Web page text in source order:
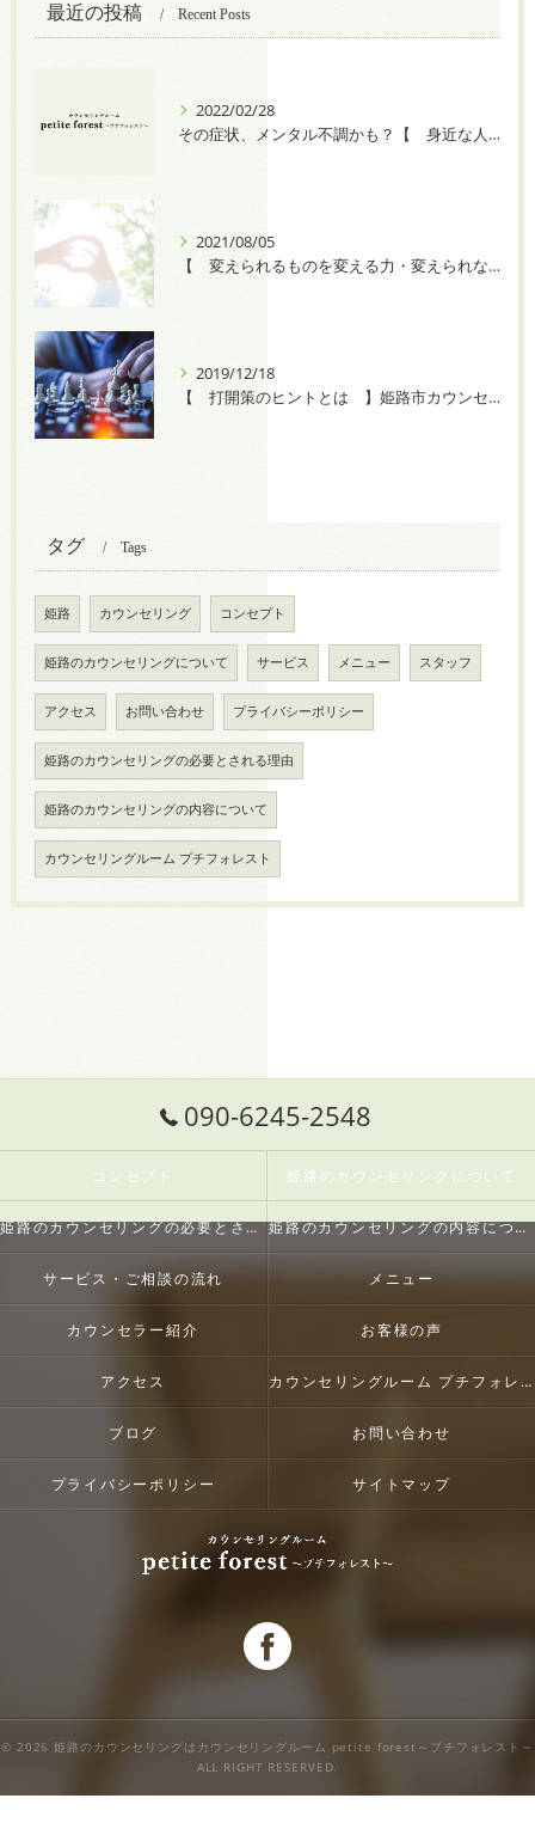
最近の投稿 Recent Posts
2022/02/28
その症状、メンタル不調かも？【 身近な人に八つ当たりしてしまう 】
2021/08/05
【 変えられるものを変える力・変えられないものを受け入れる力 】
2019/12/18
【 打開策のヒントとは 】姫路市カウンセリングルームプチフォレスト
タグ Tags
姫路 カウンセリング コンセプト
姫路のカウンセリングについて サービス メニュー スタッフ
アクセス お問い合わせ プライバシーポリシー
姫路のカウンセリングの必要とされる理由
姫路のカウンセリングの内容について
カウンセリングルーム プチフォレスト
090-6245-2548
コンセプト 姫路のカウンセリングについて
姫路のカウンセリングの必要とされる理由 姫路のカウンセリングの内容について
サービス・ご相談の流れ メニュー
カウンセラー紹介 お客様の声
アクセス カウンセリングルーム プチフォレスト
ブログ お問い合わせ
プライバシーポリシー サイトマップ
© 2026 姫路のカウンセリングはカウンセリングルーム petite forest～プチフォレスト～
ALL RIGHT RESERVED.